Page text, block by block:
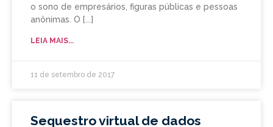
o sono de empresários, figuras públicas e pessoas
anônimas. O
LEIA MAIS...
11 de setembro de 2017
Sequestro virtual de dados